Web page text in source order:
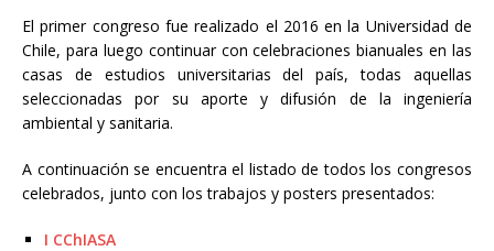
El primer congreso fue realizado el 2016 en la Universidad de
Chile, para luego continuar con celebraciones bianuales en las
casas de estudios universitarias del país, todas aquellas
seleccionadas por su aporte y difusión de la ingeniería
ambiental y sanitaria.
A continuación se encuentra el listado de todos los congresos
celebrados, junto con los trabajos y posters presentados:
I CChIASA